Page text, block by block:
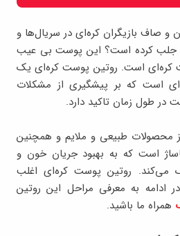
و صاف بازیگران کره‌ای در سریال‌ها و
جلب کرده است؟ این پوست بی عیب
است. روتین پوست کره‌ای یک
است که بر پیشگیری از مشکلات
طول زمان تاکید دارد.
محصولات طبیعی و ملایم و همچنین
است که به بهبود جریان خون و
روتین پوست کره‌ای اغلب
که در ادامه به معرفی مراحل این روتین
همراه ما باشید.